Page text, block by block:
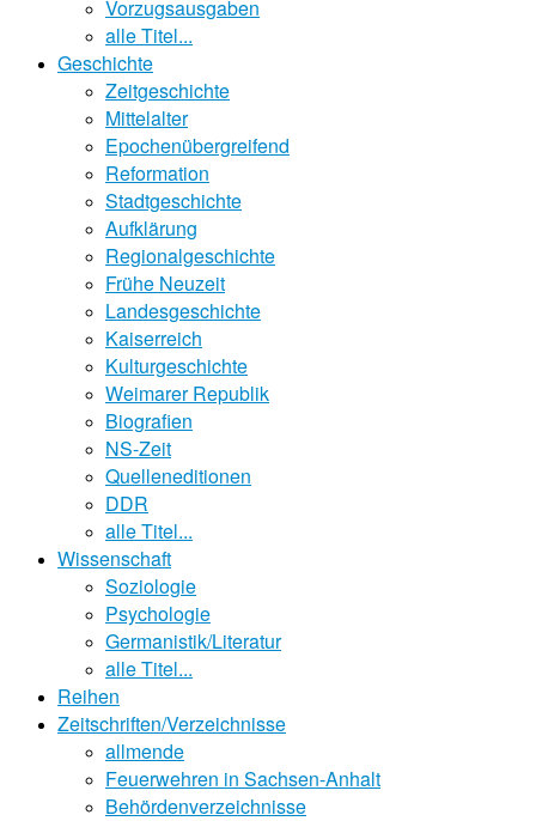
Vorzugsausgaben
alle Titel...
Geschichte
Zeitgeschichte
Mittelalter
Epochenübergreifend
Reformation
Stadtgeschichte
Aufklärung
Regionalgeschichte
Frühe Neuzeit
Landesgeschichte
Kaiserreich
Kulturgeschichte
Weimarer Republik
Biografien
NS-Zeit
Quelleneditionen
DDR
alle Titel...
Wissenschaft
Soziologie
Psychologie
Germanistik/Literatur
alle Titel...
Reihen
Zeitschriften/Verzeichnisse
allmende
Feuerwehren in Sachsen-Anhalt
Behördenverzeichnisse